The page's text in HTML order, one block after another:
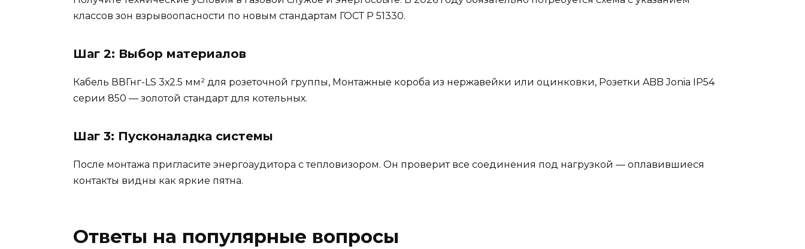
классов зон взрывоопасности по новым стандартам ГОСТ Р 51330.
Шаг 2: Выбор материалов
Кабель ВВГнг-LS 3х2.5 мм² для розеточной группы, Монтажные короба из нержавейки или оцинковки, Розетки ABB Jonia IP54
серии 850 — золотой стандарт для котельных.
Шаг 3: Пусконаладка системы
После монтажа пригласите энергоаудитора с тепловизором. Он проверит все соединения под нагрузкой — оплавившиеся
контакты видны как яркие пятна.
Ответы на популярные вопросы